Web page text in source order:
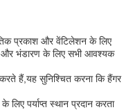
प्रकाश और वेंटिलेशन के लिए
और भंडारण के लिए सभी आवश्यक
हैं,यह सुनिश्चित करना कि हैंगर
पर्याप्त स्थान प्रदान करता